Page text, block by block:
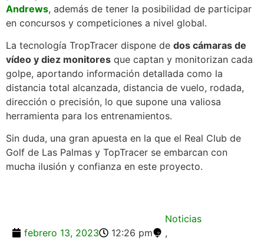
Andrews, además de tener la posibilidad de participar
en concursos y competiciones a nivel global.
La tecnología TropTracer dispone de dos cámaras de
vídeo y diez monitores que captan y monitorizan cada
golpe, aportando información detallada como la
distancia total alcanzada, distancia de vuelo, rodada,
dirección o precisión, lo que supone una valiosa
herramienta para los entrenamientos.
Sin duda, una gran apuesta en la que el Real Club de
Golf de Las Palmas y TopTracer se embarcan con
mucha ilusión y confianza en este proyecto.
febrero 13, 2023 12:26 pm
Noticias
,